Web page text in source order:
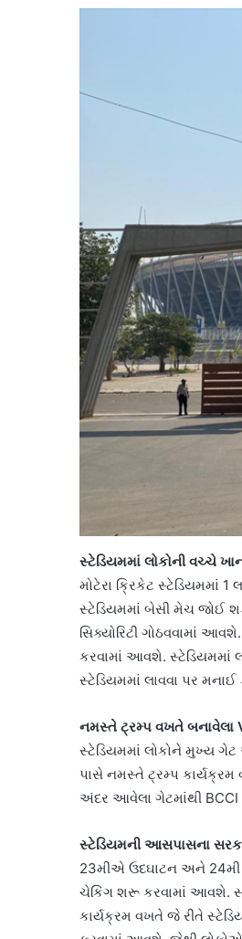
સ્ટેડિયમમાં લોકોની વચ્ચે
મોટેરા ક્રિકેટ સ્ટેડિયમમાં
સ્ટેડિયમમાં બેસી મેચ જોઈ
સિક્યોરિટી ગોઠવવામાં
કરવામાં આવશે. સ્ટેડિયમમાં
સ્ટેડિયમમાં લાવવા પર
નમસ્તે ટ્રમ્પ વખતે બનાવેલા
સ્ટેડિયમમાં લોકોને મુખ્ય
પાસે નમસ્તે ટ્રમ્પ
અંદર આવેલા ગેટમાંથી
સ્ટેડિયમની આસપાસના
23મીએ ઉદઘાટન અને
ચેકિંગ શરૂ કરવામાં આવશે.
કાર્યક્રમ વખતે જે રીતે